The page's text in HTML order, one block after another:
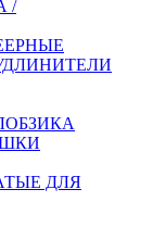
/
ДЛЯ